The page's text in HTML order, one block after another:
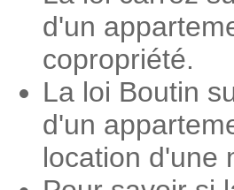
d'un
copropriété.
La loi Boutin
d'un
location d'une